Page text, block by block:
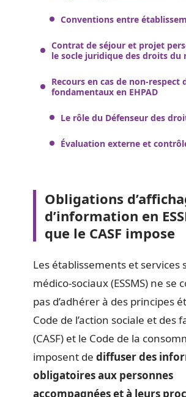
Conventions entre
Contrat de séjour et projet
le socle juridique des droits du
Recours en cas de non-respect
fondamentaux en EHPAD
Le rôle du Défenseur des
Évaluation externe et
Obligations
d’information en
que le CASF impose
Les établissements et services
médico-sociaux (ESSMS) ne se
pas d’adhérer à des principes
Code de l’action sociale et des
(CASF) et le Code de la
imposent de diffuser des
obligatoires aux personnes
accompagnées et à leurs